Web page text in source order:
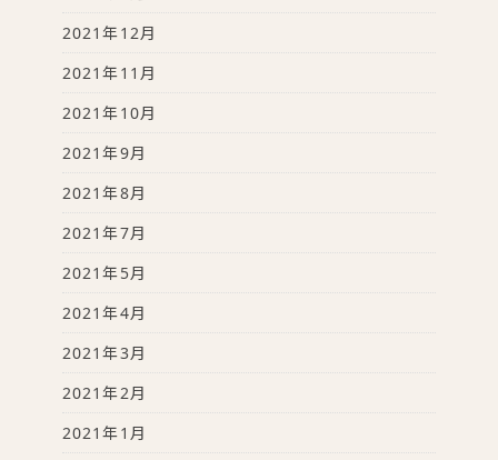
2021年12月
2021年11月
2021年10月
2021年9月
2021年8月
2021年7月
2021年5月
2021年4月
2021年3月
2021年2月
2021年1月